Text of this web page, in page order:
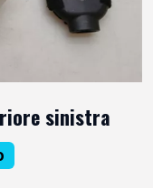
sinistra